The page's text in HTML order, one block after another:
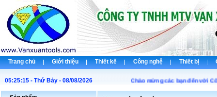
Trang chủ Giới thiệu Thiết kế Công nghệ Thiết bị
05:25:15 - Thứ Bảy - 08/08/2026 Chào mừng các bạn đến với